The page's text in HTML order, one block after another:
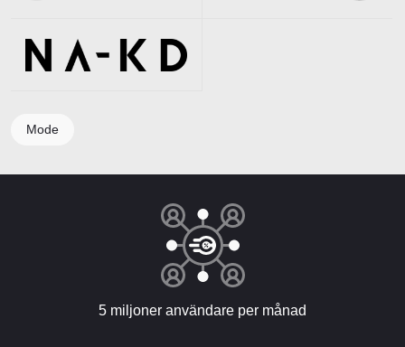
Mode
5 miljoner användare per månad